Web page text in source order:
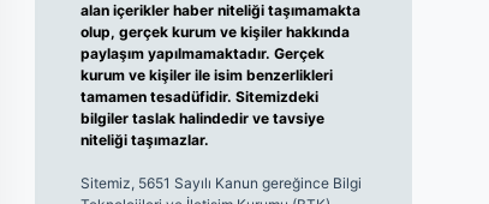
alan içerikler haber niteliği taşımamakta
olup, gerçek kurum ve kişiler hakkında
paylaşım yapılmamaktadır. Gerçek
kurum ve kişiler ile isim benzerlikleri
tamamen tesadüfidir. Sitemizdeki
bilgiler taslak halindedir ve tavsiye
niteliği taşımazlar.
Sitemiz, 5651 Sayılı Kanun gereğince Bilgi